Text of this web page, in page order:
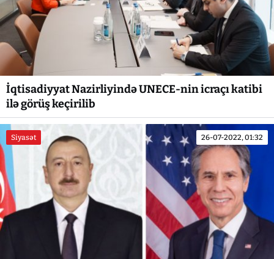
İqtisadiyyat Nazirliyində UNECE-nin icraçı katibi
ilə görüş keçirilib
Siyasət 26-07-2022, 01:32